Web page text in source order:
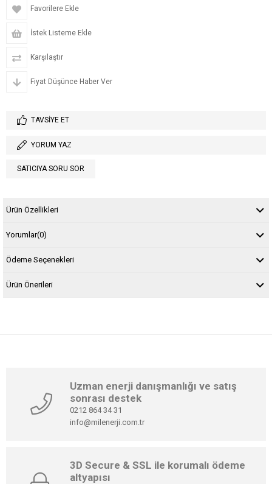
Favorilere Ekle
İstek Listeme Ekle
Karşılaştır
Fiyat Düşünce Haber Ver
TAVSIYE ET
YORUM YAZ
SATICIYA SORU SOR
Ürün Özellikleri
Yorumlar(0)
Ödeme Seçenekleri
Ürün Önerileri
Uzman enerji danışmanlığı ve satış
sonrası destek
0212 864 34 31
info@milenerji.com.tr
3D Secure & SSL ile korumalı ödeme
altyapısı